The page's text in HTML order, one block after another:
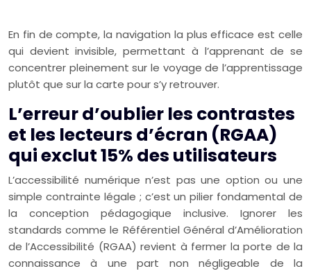
En fin de compte, la navigation la plus efficace est celle
qui devient invisible, permettant à l’apprenant de se
concentrer pleinement sur le voyage de l’apprentissage
plutôt que sur la carte pour s’y retrouver.
L’erreur d’oublier les contrastes
et les lecteurs d’écran (RGAA)
qui exclut 15% des utilisateurs
L’accessibilité numérique n’est pas une option ou une
simple contrainte légale ; c’est un pilier fondamental de
la conception pédagogique inclusive. Ignorer les
standards comme le Référentiel Général d’Amélioration
de l’Accessibilité (RGAA) revient à fermer la porte de la
connaissance à une part non négligeable de la